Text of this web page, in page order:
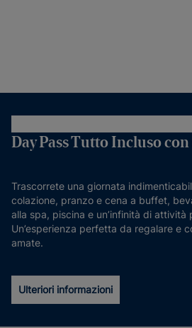
Day Pass Tutto Incluso con
Trascorrete una giornata
colazione, pranzo e cena a buffet,
alla spa, piscina e un’infinità di
Un’esperienza perfetta da regalare e
amate.
Ulteriori informazioni